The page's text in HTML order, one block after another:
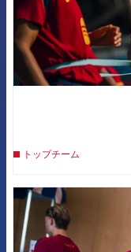
トップチーム